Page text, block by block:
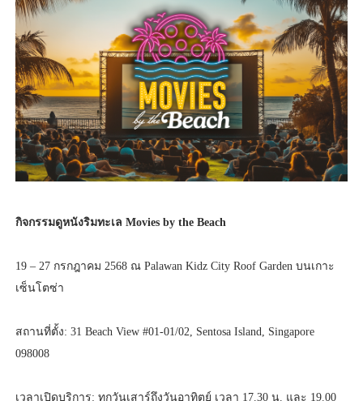
กิจกรรมดูหนังริมทะเล Movies by the Beach
19 – 27 กรกฎาคม 2568 ณ Palawan Kidz City Roof Garden บนเกาะ
เซ็นโตซ่า
สถานที่ตั้ง: 31 Beach View #01-01/02, Sentosa Island, Singapore
098008
เวลาเปิดบริการ: ทุกวันเสาร์ถึงวันอาทิตย์ เวลา 17.30 น. และ 19.00